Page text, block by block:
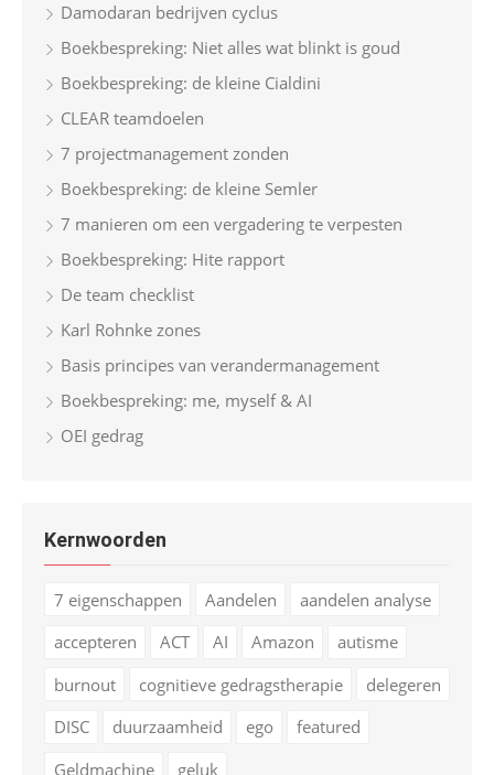
Damodaran bedrijven cyclus
Boekbespreking: Niet alles wat blinkt is goud
Boekbespreking: de kleine Cialdini
CLEAR teamdoelen
7 projectmanagement zonden
Boekbespreking: de kleine Semler
7 manieren om een vergadering te verpesten
Boekbespreking: Hite rapport
De team checklist
Karl Rohnke zones
Basis principes van verandermanagement
Boekbespreking: me, myself & AI
OEI gedrag
Kernwoorden
7 eigenschappen Aandelen
aandelen analyse
accepteren
ACT AI Amazon
autisme
burnout
cognitieve gedragstherapie
delegeren
DISC
duurzaamheid ego
featured
Geldmachine
geluk